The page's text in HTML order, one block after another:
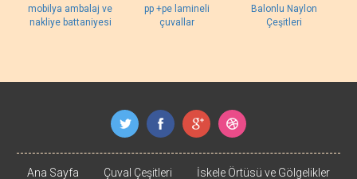
mobilya ambalaj ve
nakliye battaniyesi
pp +pe lamineli
çuvallar
Balonlu Naylon
Çeşitleri
Ana Sayfa Çuval Çeşitleri İskele Örtüsü ve Gölgelikler